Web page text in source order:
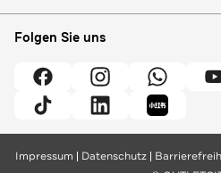
Folgen Sie uns
Impressum Datenschutz